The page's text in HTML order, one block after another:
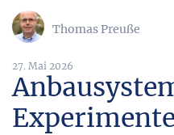
Thomas Preuße
27. Mai 2026